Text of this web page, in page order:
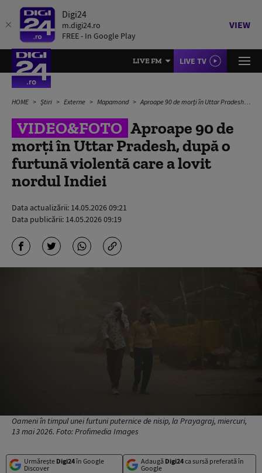
Digi24
m.digi24.ro
FREE - In Google Play
VIEW
LIVE FM LIVE TV
HOME Știri Externe Mapamond Aproape 90 de morți în Uttar Pradesh, după o furtună violentă care a lovit nordul Indiei
VIDEO&FOTO Aproape 90 de
morți în Uttar Pradesh, după o
furtună violentă care a lovit
nordul Indiei
Data actualizării: 14.05.2026 09:21
Data publicării: 14.05.2026 09:19
Oameni în timpul unei furtuni puternice de nisip, la Prayagraj, miercuri,
13 mai 2026. Foto: Profimedia Images
Urmărește Digi24în Google
Discover
Adaugă Digi24ca sursă preferată în
Google